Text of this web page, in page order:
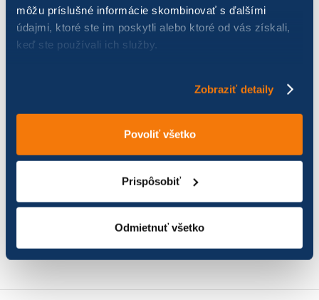
môžu príslušné informácie skombinovať s ďalšími
údajmi, ktoré ste im poskytli alebo ktoré od vás získali,
keď ste používali ich služby.
Zobraziť detaily
Povoliť všetko
Prispôsobiť
Odmietnuť všetko
Zobraziť výsledkov
595,40